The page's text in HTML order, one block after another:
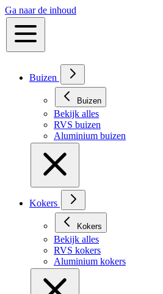
Ga naar de inhoud
Buizen
Buizen
Bekijk alles
RVS buizen
Aluminium buizen
Kokers
Kokers
Bekijk alles
RVS kokers
Aluminium kokers